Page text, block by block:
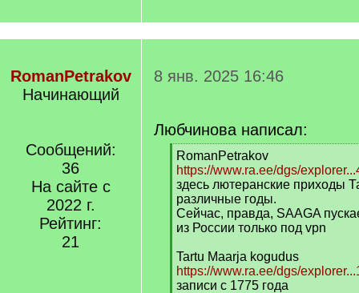
RomanPetrakov
Начинающий
Сообщений:
36
На сайте с
2022 г.
Рейтинг:
21
8 янв. 2025 16:46
Любчинова написал:
[
q
]
RomanPetrakov
https://www.ra.ee/dgs/
здесь лютеранские приходы
различные годы.
Сейчас, правда, SAAGA
из России только под vpn
Tartu Maarja kogudus
https://www.ra.ee/dgs/
записи с 1775 года